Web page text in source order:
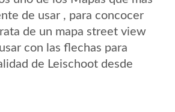
de usar , para concocer
de un mapa street view
con las flechas para
de Leischoot desde